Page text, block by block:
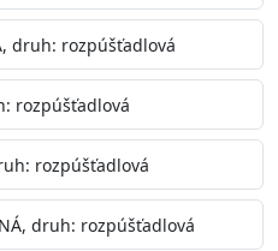
podľa RAL, NCS,
do 10% vodou podľa
a občas opakujte
druh: rozpúšťadlová
rozpúšťadlová
rozpúšťadlová
druh: rozpúšťadlová